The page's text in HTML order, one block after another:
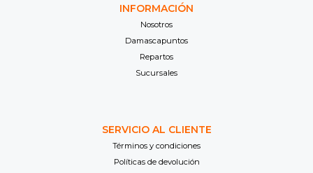
INFORMACIÓN
Nosotros
Damascapuntos
Repartos
Sucursales
SERVICIO AL CLIENTE
Términos y condiciones
Políticas de devolución